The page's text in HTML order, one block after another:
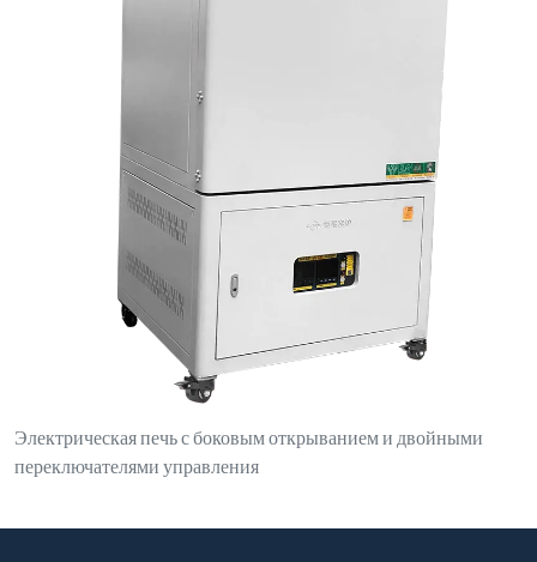
переключателями управления
Свяжитесь с нами
luoyanganjing@gmail.com
+86-13937922703
№ 1, северная сторона улицы Дунфэн, парк Синьань, зона
экономического и технологического развития, уезд Синьань,
город Лоян, провинция Хэнань
Продукты
Плавильная индукционная печь
Печь индукционного нагрева